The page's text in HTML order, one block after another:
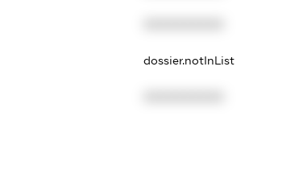
dossier.notInList